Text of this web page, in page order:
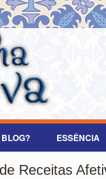
ESSÊNCIA
Receitas